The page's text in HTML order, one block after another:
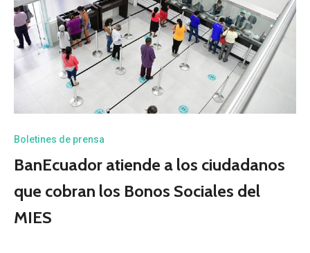
Boletines de prensa
BanEcuador atiende a los ciudadanos
que cobran los Bonos Sociales del
MIES